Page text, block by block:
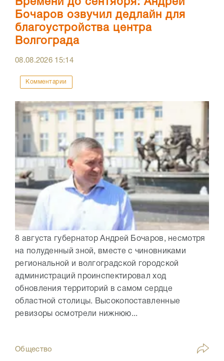
Времени до сентября: Андрей
Бочаров озвучил дедлайн для
благоустройства центра
Волгограда
08.08.2026 15:14
Комментарии
8 августа губернатор Андрей Бочаров, несмотря
на полуденный зной, вместе с чиновниками
региональной и волгоградской городской
администраций проинспектировал ход
обновления территорий в самом сердце
областной столицы. Высокопоставленные
ревизоры осмотрели нижнюю...
Общество